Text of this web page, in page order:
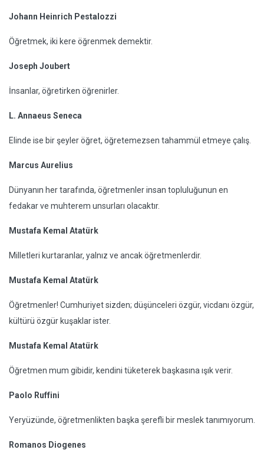
Johann Heinrich Pestalozzi
Öğretmek, iki kere öğrenmek demektir.
Joseph Joubert
İnsanlar, öğretirken öğrenirler.
L. Annaeus Seneca
Elinde ise bir şeyler öğret, öğretemezsen tahammül etmeye çalış.
Marcus Aurelius
Dünyanın her tarafında, öğretmenler insan topluluğunun en
fedakar ve muhterem unsurları olacaktır.
Mustafa Kemal Atatürk
Milletleri kurtaranlar, yalnız ve ancak öğretmenlerdir.
Mustafa Kemal Atatürk
Öğretmenler! Cumhuriyet sizden; düşünceleri özgür, vicdanı özgür,
kültürü özgür kuşaklar ister.
Mustafa Kemal Atatürk
Öğretmen mum gibidir, kendini tüketerek başkasına ışık verir.
Paolo Ruffini
Yeryüzünde, öğretmenlikten başka şerefli bir meslek tanımıyorum.
Romanos Diogenes